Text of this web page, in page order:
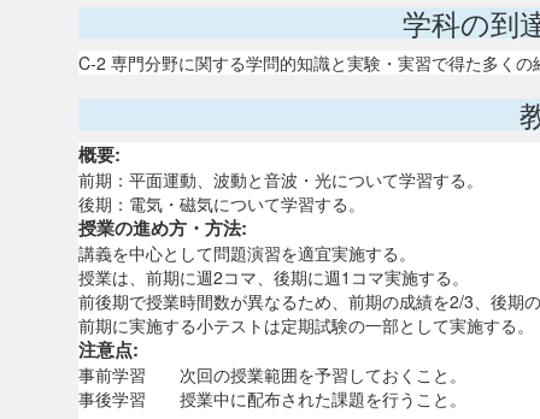
学科の到
C-2 専門分野に関する学問的知識と実験・実習で得た多く
概要:
前期：平面運動、波動と音波・光について学習する。
後期：電気・磁気について学習する。
授業の進め方・方法:
講義を中心として問題演習を適宜実施する。
授業は、前期に週2コマ、後期に週1コマ実施する。
前後期で授業時間数が異なるため、前期の成績を2/3、後期
前期に実施する小テストは定期試験の一部として実施する。
注意点:
事前学習 次回の授業範囲を予習しておくこと。
事後学習 授業中に配布された課題を行うこと。